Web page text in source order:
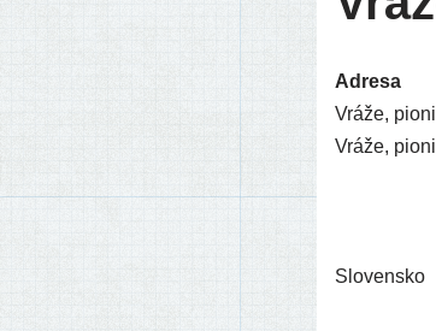
Adresa
Vráže,
Vráže,
Slovensko